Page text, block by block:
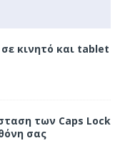
κινητό και tablet
των Caps Lock
σας